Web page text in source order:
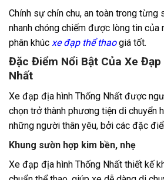
Chính sự chỉn chu, an toàn trong từng
nhanh chóng chiếm được lòng tin
phân khúc xe đạp thể thaogiá tốt.
Đặc Điểm Nổi Bật Của Xe
Nhất
Xe đạp địa hình Thống Nhất được
chọn trở thành phương tiện di chuyển
những người thân yêu, bởi các đặc
Khung sườn hợp kim bền, nhẹ
Xe đạp địa hình Thống Nhất thiết kế